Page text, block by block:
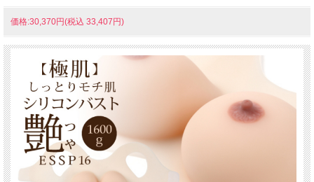
価格:30,370円(税込 33,407円)